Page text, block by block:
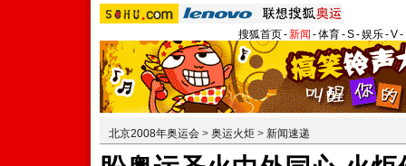
搜狐首页-新闻 -体育-S-娱乐-V-
北京2008年奥运会 > 奥运火炬 > 新闻速递